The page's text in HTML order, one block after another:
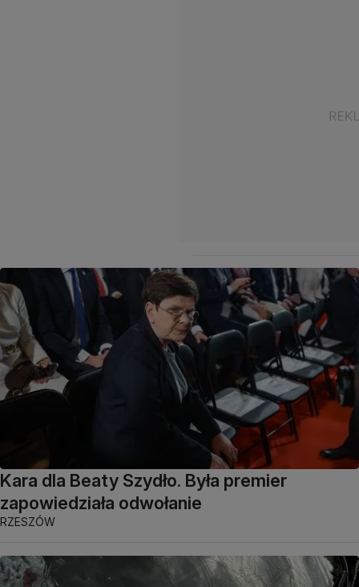
Kara dla Beaty Szydło. Była premier
zapowiedziała odwołanie
RZESZÓW